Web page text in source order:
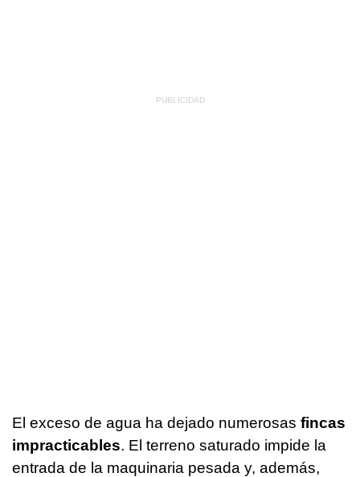
El exceso de agua ha dejado numerosas fincas
impracticables. El terreno saturado impide la
entrada de la maquinaria pesada y, además,